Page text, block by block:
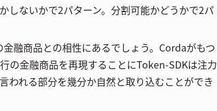
ないかで2パターン。分割可能かどうかで2パ
融商品との相性にあるでしょう。Cordaがもつ
の金融商品を再現することにToken-SDKは注力
われる部分を幾分か自然と取り込むことができ